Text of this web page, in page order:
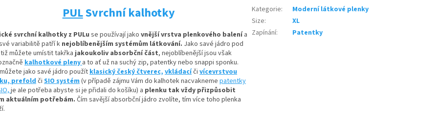
PULSvrchní kalhotky
svrchní kalhotky z PULu se používají jako vnější vrstva plenkového balenía
variabilitě patří k nejoblíbenějším systémům látkování. Jako savé jádro pod
můžete umístittakřkajakoukoliv absorbčníčást, nejoblíbenější jsou však
kalhotkové pleny a to ať už na suchý zip, patentky nebo snappi sponku.
jako savé jádro použítklasický český čtverec, vkládacíči vícevrstvou
prefoldči SIO systém(v případě zájmu Vám do kalhotek nacvakneme patentky
je ale potřeba abyste si je přidali do košíku) a plenku tak vždy přizpůsobit
aktuálním potřebám. Čím savější absorbční jádro zvolíte, tím více toho plenka
Kategorie:
Moderní látkové plenky
Size:
XL
Zapínání: Patentky